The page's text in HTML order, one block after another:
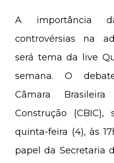
A importância
controvérsias na
será tema da live
semana. O
Câmara
Construção (CBIC),
quinta-feira (4), às
papel da Secretaria